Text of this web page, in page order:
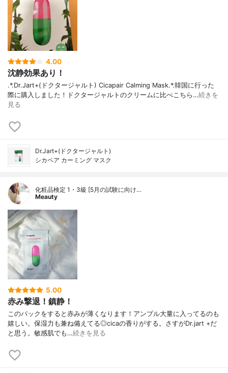
4.00
沈静効果あり！
.*.Dr.Jart+(ドクタージャルト) Cicapair Calming Mask.*.韓国に行った
際に購入しました！ドクタージャルトのクリームに比べこちら…続きを
見る
Dr.Jart+(ドクタージャルト)
シカペア カーミング マスク
化粧品検定 1・3級 [5月の試験に向け…
Meauty
5.00
赤み撃退！鎮静！
このパックをすると赤みが薄くなります！アンプル大量に入ってるのも
嬉しい。保湿力も兼ね備えてる◎cicaの香りがする。さすがDr.jart +だ
と思う。敏感肌でも…続きを見る